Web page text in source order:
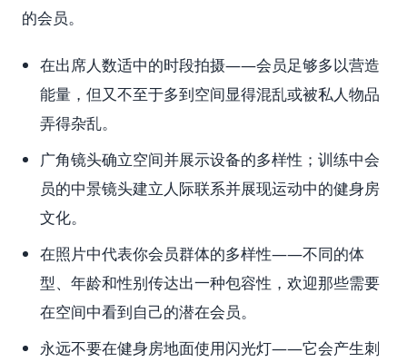
的会员。
在出席人数适中的时段拍摄——会员足够多以营造
能量，但又不至于多到空间显得混乱或被私人物品
弄得杂乱。
广角镜头确立空间并展示设备的多样性；训练中会
员的中景镜头建立人际联系并展现运动中的健身房
文化。
在照片中代表你会员群体的多样性——不同的体
型、年龄和性别传达出一种包容性，欢迎那些需要
在空间中看到自己的潜在会员。
永远不要在健身房地面使用闪光灯——它会产生刺